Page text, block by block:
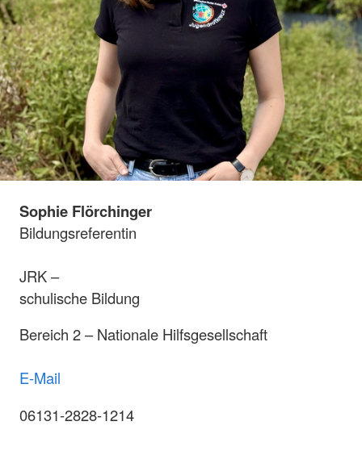
Sophie Flörchinger
Bildungsreferentin
JRK –
schulische Bildung
Bereich 2 – Nationale Hilfsgesellschaft
E-Mail
06131-2828-1214